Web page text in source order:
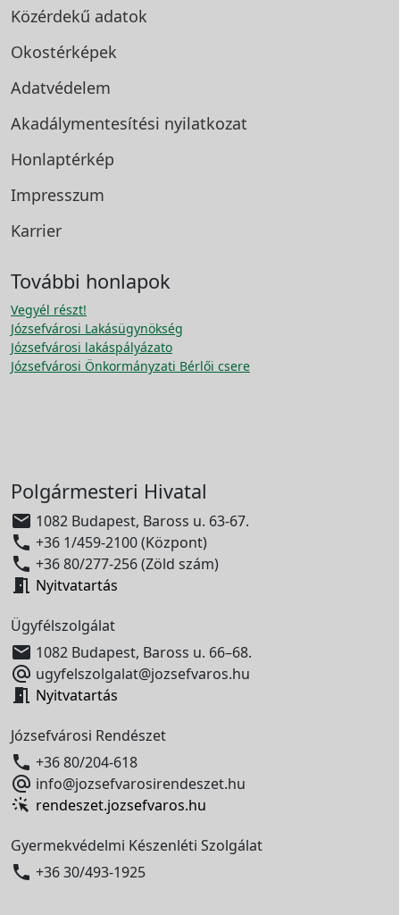
Közérdekű adatok
Okostérképek
Adatvédelem
Akadálymentesítési nyilatkozat
Honlaptérkép
Impresszum
Karrier
További honlapok
Vegyél részt!
Józsefvárosi Lakásügynökség
Józsefvárosi lakáspályázato
Józsefvárosi Önkormányzati Bérlői csere
Polgármesteri Hivatal
 1082 Budapest, Baross u. 63-67.
 +36 1/459-2100 (Központ)
 +36 80/277-256 (Zöld szám)
 Nyitvatartás
Ügyfélszolgálat
 1082 Budapest, Baross u. 66–68.
 ugyfelszolgalat@jozsefvaros.hu
 Nyitvatartás
Józsefvárosi Rendészet
 +36 80/204-618
 info@jozsefvarosirendeszet.hu
rendeszet.jozsefvaros.hu
Gyermekvédelmi Készenléti Szolgálat
 +36 30/493-1925